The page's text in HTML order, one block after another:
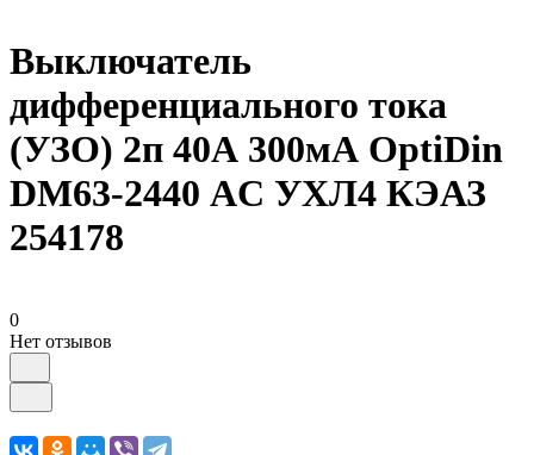
Выключатель
дифференциального тока
(УЗО) 2п 40А 300мА OptiDin
DМ63-2440 AC УХЛ4 КЭАЗ
254178
0
Нет отзывов